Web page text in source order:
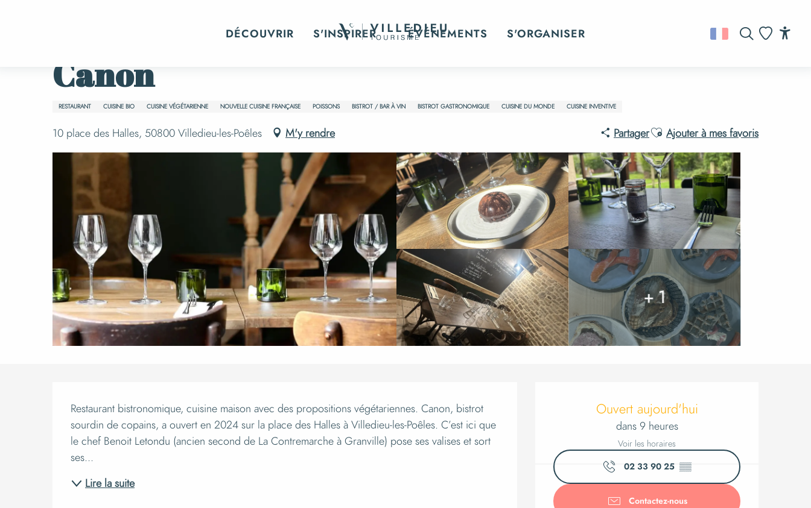
DÉCOUVRIR S'INSPIRER ÉVÉNEMENTS S'ORGANISER
Canon
RESTAURANT CUISINE BIO CUISINE VÉGÉTARIENNE NOUVELLE CUISINE FRANÇAISE POISSONS BISTROT / BAR À VIN BISTROT GASTRONOMIQUE CUISINE DU MONDE CUISINE INVENTIVE
10 place des Halles, 50800 Villedieu-les-Poêles M'y rendre PartagerAjouter aux favoris
Ajouter à mes favoris
+ 1
Ouvert aujourd'hui
dans 9 heures
Voir les horaires
02 33 90 25 ▒▒
Contactez-nous
Description
Restaurant bistronomique, cuisine maison avec des propositions végétariennes. Canon, bistrot
sourdin de copains, a ouvert en 2024 sur la place des Halles à Villedieu-les-Poêles. C’est ici que
le chef Benoit Letondu (ancien second de La Contremarche à Granville) pose ses valises et sort
ses...
Lire la suite